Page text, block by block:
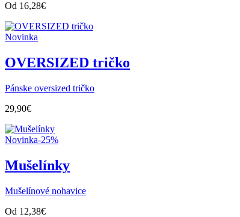
Od 16,28€
Novinka
OVERSIZED tričko
Pánske oversized tričko
29,90€
Novinka-25%
Mušelínky
Mušelínové nohavice
Od 12,38€